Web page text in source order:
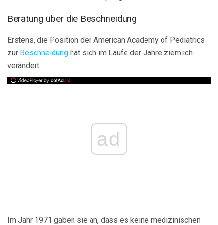
Beratung über die Beschneidung
Erstens, die Position der American Academy of Pediatrics
zur Beschneidung hat sich im Laufe der Jahre ziemlich
verändert.
ad
Im Jahr 1971 gaben sie an, dass es keine medizinischen